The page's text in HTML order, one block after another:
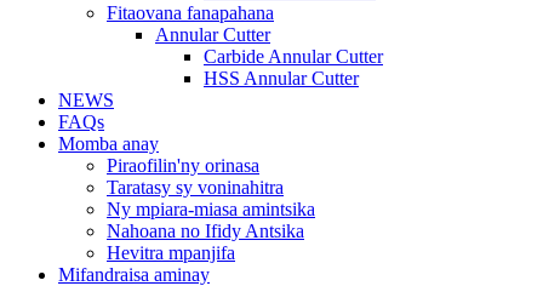
Fitaovana fanapahana
Annular Cutter
Carbide Annular Cutter
HSS Annular Cutter
NEWS
FAQs
Momba anay
Piraofilin'ny orinasa
Taratasy sy voninahitra
Ny mpiara-miasa amintsika
Nahoana no Ifidy Antsika
Hevitra mpanjifa
Mifandraisa aminay